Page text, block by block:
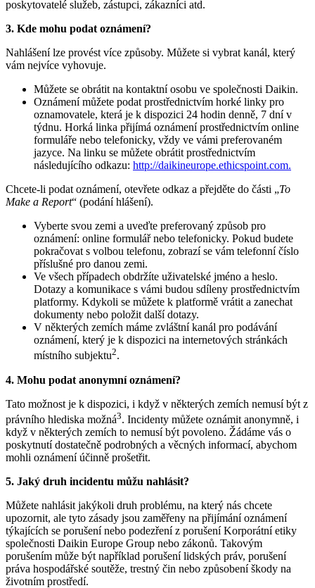
poskytovatelé služeb, zástupci, zákazníci atd.
3. Kde mohu podat oznámení?
Nahlášení lze provést více způsoby. Můžete si vybrat kanál, který
vám nejvíce vyhovuje.
Můžete se obrátit na kontaktní osobu ve společnosti Daikin.
Oznámení můžete podat prostřednictvím horké linky pro
oznamovatele, která je k dispozici 24 hodin denně, 7 dní v
týdnu. Horká linka přijímá oznámení prostřednictvím online
formuláře nebo telefonicky, vždy ve vámi preferovaném
jazyce. Na linku se můžete obrátit prostřednictvím
následujícího odkazu: http://daikineurope.ethicspoint.com.
Chcete-li podat oznámení, otevřete odkaz a přejděte do části „To
Make a Report“ (podání hlášení).
Vyberte svou zemi a uveďte preferovaný způsob pro
oznámení: online formulář nebo telefonicky. Pokud budete
pokračovat s volbou telefonu, zobrazí se vám telefonní číslo
příslušné pro danou zemi.
Ve všech případech obdržíte uživatelské jméno a heslo.
Dotazy a komunikace s vámi budou sdíleny prostřednictvím
platformy. Kdykoli se můžete k platformě vrátit a zanechat
dokumenty nebo položit další dotazy.
V některých zemích máme zvláštní kanál pro podávání
oznámení, který je k dispozici na internetových stránkách
místního subjektu2.
4. Mohu podat anonymní oznámení?
Tato možnost je k dispozici, i když v některých zemích nemusí být z
právního hlediska možná3. Incidenty můžete oznámit anonymně, i
když v některých zemích to nemusí být povoleno. Žádáme vás o
poskytnutí dostatečně podrobných a věcných informací, abychom
mohli oznámení účinně prošetřit.
5. Jaký druh incidentu můžu nahlásit?
Můžete nahlásit jakýkoli druh problému, na který nás chcete
upozornit, ale tyto zásady jsou zaměřeny na přijímání oznámení
týkajících se porušení nebo podezření z porušení Korporátní etiky
společnosti Daikin Europe Group nebo zákonů. Takovým
porušením může být například porušení lidských práv, porušení
práva hospodářské soutěže, trestný čin nebo způsobení škody na
životním prostředí.